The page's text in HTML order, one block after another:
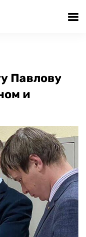
Павлову
и